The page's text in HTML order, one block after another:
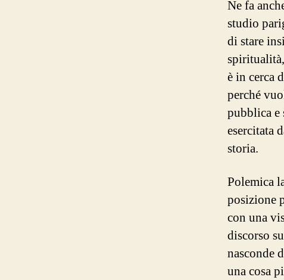
Ne fa
studio
di stare
è in cerca
perché
pubblica e
esercitata
storia.
Polemica
posizione
con una
discorso
nasconde
una cosa